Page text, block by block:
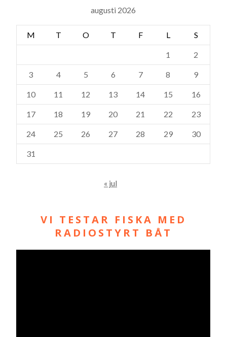
augusti 2026
M T O T F L S
1 2
3 4 5 6 7 8 9
10 11 12 13 14 15 16
17 18 19 20 21 22 23
24 25 26 27 28 29 30
31
« jul
VI TESTAR FISKA MED
RADIOSTYRT BÅT